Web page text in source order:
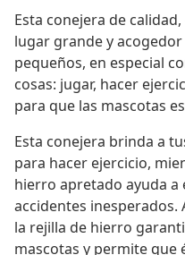
Esta conejera de
lugar grande y
pequeños, en especial
cosas: jugar, hacer
para que las mascotas
Esta conejera brinda a
para hacer ejercicio,
hierro apretado ayuda a
accidentes
la rejilla de hierro
mascotas y permite que